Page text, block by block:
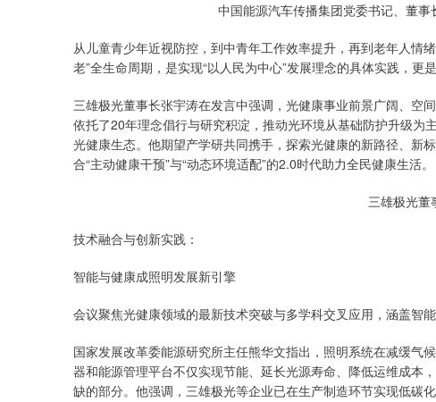
中国能源汽车传播集团党委书记、董
从儿童青少年近视防控，到中青年工作效率提升，再到老年
老”全生命周期，是实现“以人民为中心”发展理念的具体实践，更
三雄极光董事长张宇涛在发言中强调，光健康事业前景广阔、空
依托了20年理念倡行与研究积淀，推动光环境从基础防护升级
光健康生态。他期望产学研共同携手，探索光健康的新路径、新
合“主动健康干预”与“动态环境适配”的2.0时代助力全民健康生活。
三雄极光董
技术融合与创新实践：
智能与健康成照明发展新引擎
会议聚焦光健康领域的最新技术突破与多学科交叉应用，涵盖智
国家发展改革委能源研究所主任熊华文指出，照明系统在减缓气
器和能源管理平台不仅实现节能、延长光源寿命、降低运维成本
缺的部分。他强调，三雄极光等企业已在生产制造环节实现低碳